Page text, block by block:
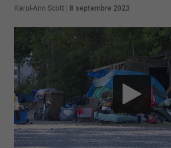
Karol-Ann Scott 8 septembre 2023